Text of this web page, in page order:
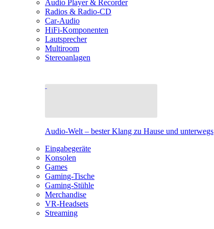
Audio Player & Recorder
Radios & Radio-CD
Car-Audio
HiFi-Komponenten
Lautsprecher
Multiroom
Stereoanlagen
Audio-Welt – bester Klang zu Hause und unterwegs
Eingabegeräte
Konsolen
Games
Gaming-Tische
Gaming-Stühle
Merchandise
VR-Headsets
Streaming